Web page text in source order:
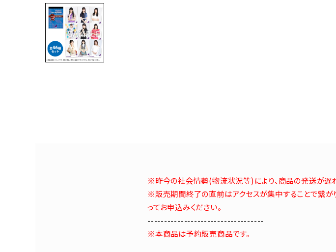
※昨今の社会情勢(物流状況等)により、商品の発送が遅
※販売期間終了の直前はアクセスが集中することで繋が
ってお申込みください。
-----------------------------------
※本商品は予約販売商品です。